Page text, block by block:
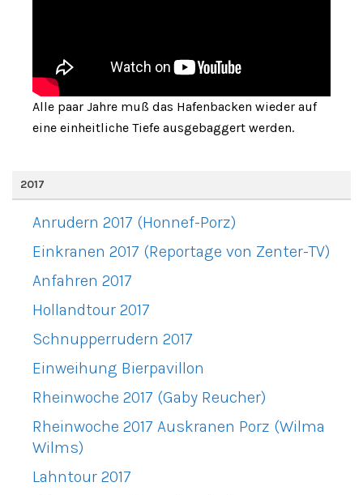
Alle paar Jahre muß das Hafenbacken wieder auf
eine einheitliche Tiefe ausgebaggert werden.
2017
Anrudern 2017 (Honnef-Porz)
Einkranen 2017 (Reportage von Zenter-TV)
Anfahren 2017
Hollandtour 2017
Schnupperrudern 2017
Einweihung Bierpavillon
Rheinwoche 2017 (Gaby Reucher)
Rheinwoche 2017 Auskranen Porz (Wilma
Wilms)
Lahntour 2017